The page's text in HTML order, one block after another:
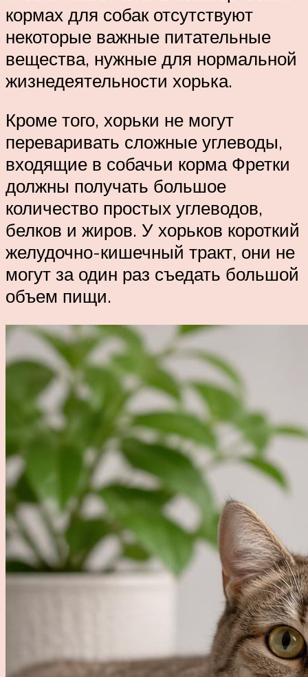
кормах для собак отсутствуют
некоторые важные питательные
вещества, нужные для нормальной
жизнедеятельности хорька.
Кроме того, хорьки не могут
переваривать сложные углеводы,
входящие в собачьи корма Фретки
должны получать большое
количество простых углеводов,
белков и жиров. У хорьков короткий
желудочно-кишечный тракт, они не
могут за один раз съедать большой
объем пищи.